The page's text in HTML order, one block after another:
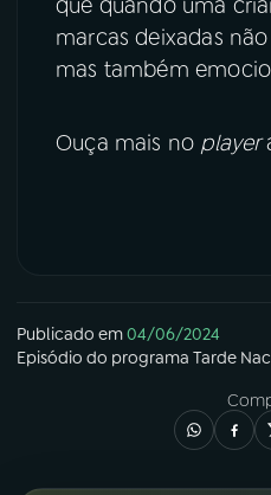
que quando uma
marcas deixadas
mas também
Ouça mais no player
Publicado em04/06/2024
Episódio do programa Tarde